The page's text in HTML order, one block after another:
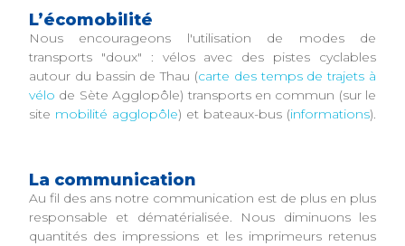
L’écomobilité
Nous encourageons l'utilisation de modes de
transports "doux" : vélos avec des pistes cyclables
autour du bassin de Thau (carte des temps de trajets à
vélo de Sète Agglopôle) transports en commun (sur le
site mobilité agglopôle) et bateaux-bus (informations).
La communication
Au fil des ans notre communication est de plus en plus
responsable et dématérialisée. Nous diminuons les
quantités des impressions et les imprimeurs retenus